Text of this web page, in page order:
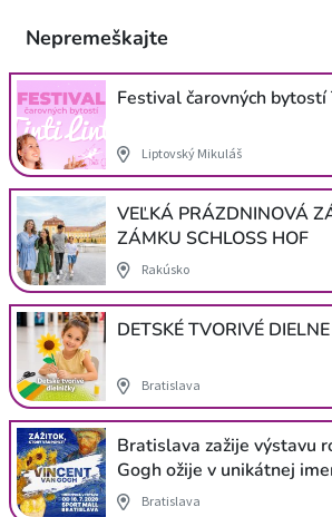
Nepremeškajte
Festival čarovných
Liptovský Mikuláš
VEĽKÁ PRÁZDNINOVÁ
ZÁMKU SCHLOSS HOF
Rakúsko
DETSKÉ TVORIVÉ
Bratislava
Bratislava zažije výstavu
Gogh ožije v unikátnej
Bratislava